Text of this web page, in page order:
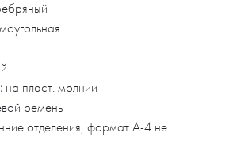
на пласт. молнии
ремень
отделения, формат А-4 не